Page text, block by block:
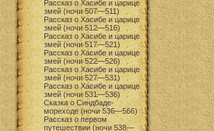
Рассказ о Хасибе и царице
змей (ночи 507—511)
Рассказ о Хасибе и царице
змей (ночи 512—516)
Рассказ о Хасибе и царице
змей (ночи 517—521)
Рассказ о Хасибе и царице
змей (ночи 522—526)
Рассказ о Хасибе и царице
змей (ночи 527—531)
Рассказ о Хасибе и царице
змей (ночи 531—536)
Сказка о Синдбаде-
мореходе (ночи 536—566)
Рассказ о первом
путешествии (ночи 538—